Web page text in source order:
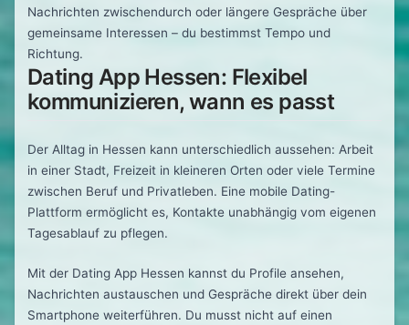
Nachrichten zwischendurch oder längere Gespräche über
gemeinsame Interessen – du bestimmst Tempo und
Richtung.
Dating App Hessen: Flexibel
kommunizieren, wann es passt
Der Alltag in Hessen kann unterschiedlich aussehen: Arbeit
in einer Stadt, Freizeit in kleineren Orten oder viele Termine
zwischen Beruf und Privatleben. Eine mobile Dating-
Plattform ermöglicht es, Kontakte unabhängig vom eigenen
Tagesablauf zu pflegen.
Mit der Dating App Hessen kannst du Profile ansehen,
Nachrichten austauschen und Gespräche direkt über dein
Smartphone weiterführen. Du musst nicht auf einen